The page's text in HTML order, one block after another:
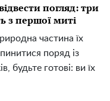
погляд: три
з першої миті
частина їх
поряд із
будьте готові: ви їх